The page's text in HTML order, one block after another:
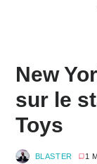
New
sur le
Toys
BLASTER 1